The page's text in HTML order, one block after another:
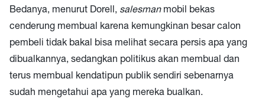
Bedanya, menurut Dorell, salesmanmobil bekas
cenderung membual karena kemungkinan besar calon
pembeli tidak bakal bisa melihat secara persis apa yang
dibualkannya, sedangkan politikus akan membual dan
terus membual kendatipun publik sendiri sebenarnya
sudah mengetahui apa yang mereka bualkan.